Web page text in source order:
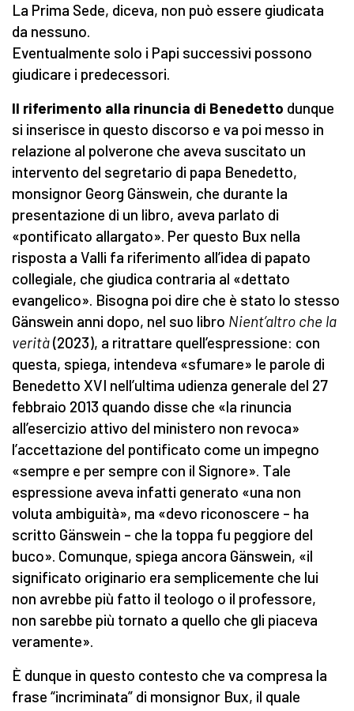
La Prima Sede, diceva, non può essere giudicata
da nessuno.
Eventualmente solo i Papi successivi possono
giudicare i predecessori.
Il riferimento alla rinuncia di Benedetto dunque
si inserisce in questo discorso e va poi messo in
relazione al polverone che aveva suscitato un
intervento del segretario di papa Benedetto,
monsignor Georg Gänswein, che durante la
presentazione di un libro, aveva parlato di
«pontificato allargato». Per questo Bux nella
risposta a Valli fa riferimento all’idea di papato
collegiale, che giudica contraria al «dettato
evangelico». Bisogna poi dire che è stato lo stesso
Gänswein anni dopo, nel suo libro Nient’altro che la
verità(2023), a ritrattare quell’espressione: con
questa, spiega, intendeva «sfumare» le parole di
Benedetto XVI nell’ultima udienza generale del 27
febbraio 2013 quando disse che «la rinuncia
all’esercizio attivo del ministero non revoca»
l’accettazione del pontificato come un impegno
«sempre e per sempre con il Signore». Tale
espressione aveva infatti generato «una non
voluta ambiguità», ma «devo riconoscere – ha
scritto Gänswein – che la toppa fu peggiore del
buco». Comunque, spiega ancora Gänswein, «il
significato originario era semplicemente che lui
non avrebbe più fatto il teologo o il professore,
non sarebbe più tornato a quello che gli piaceva
veramente».
È dunque in questo contesto che va compresa la
frase “incriminata” di monsignor Bux, il quale